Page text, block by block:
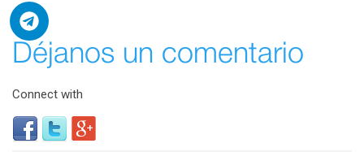
Déjanos un comentario
Connect with